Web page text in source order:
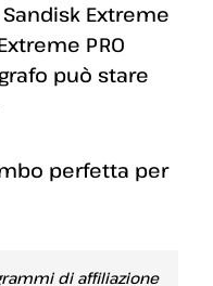
Extreme
PRO
può stare
perfetta per
di affiliazione